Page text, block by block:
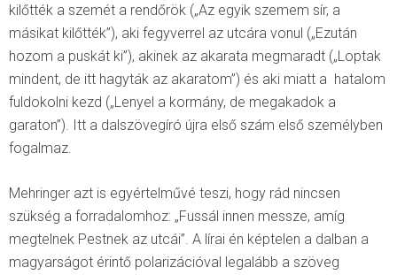
kilőtték a szemét a rendőrök („Az egyik szemem sír, a
másikat kilőtték”), aki fegyverrel az utcára vonul („Ezután
hozom a puskát ki”), akinek az akarata megmaradt („Loptak
mindent, de itt hagyták az akaratom”) és aki miatt a hatalom
fuldokolni kezd („Lenyel a kormány, de megakadok a
garaton”). Itt a dalszövegíró újra első szám első személyben
fogalmaz.
Mehringer azt is egyértelművé teszi, hogy rád nincsen
szükség a forradalomhoz: „Fussál innen messze, amíg
megtelnek Pestnek az utcái”. A lírai én képtelen a dalban a
magyarságot érintő polarizációval legalább a szöveg